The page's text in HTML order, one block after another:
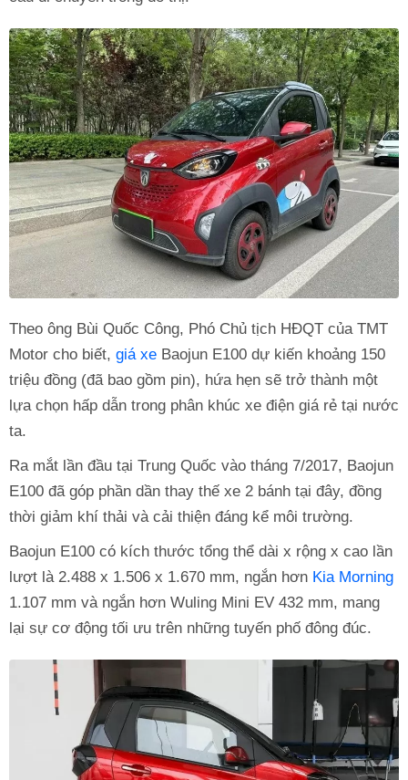
Theo ông Bùi Quốc Công, Phó Chủ tịch HĐQT của TMT
Motor cho biết, giá xe Baojun E100 dự kiến khoảng 150
triệu đồng (đã bao gồm pin), hứa hẹn sẽ trở thành một
lựa chọn hấp dẫn trong phân khúc xe điện giá rẻ tại nước
ta.
Ra mắt lần đầu tại Trung Quốc vào tháng 7/2017, Baojun
E100 đã góp phần dần thay thế xe 2 bánh tại đây, đồng
thời giảm khí thải và cải thiện đáng kể môi trường.
Baojun E100 có kích thước tổng thể dài x rộng x cao lần
lượt là 2.488 x 1.506 x 1.670 mm, ngắn hơn Kia Morning
1.107 mm và ngắn hơn Wuling Mini EV 432 mm, mang
lại sự cơ động tối ưu trên những tuyến phố đông đúc.